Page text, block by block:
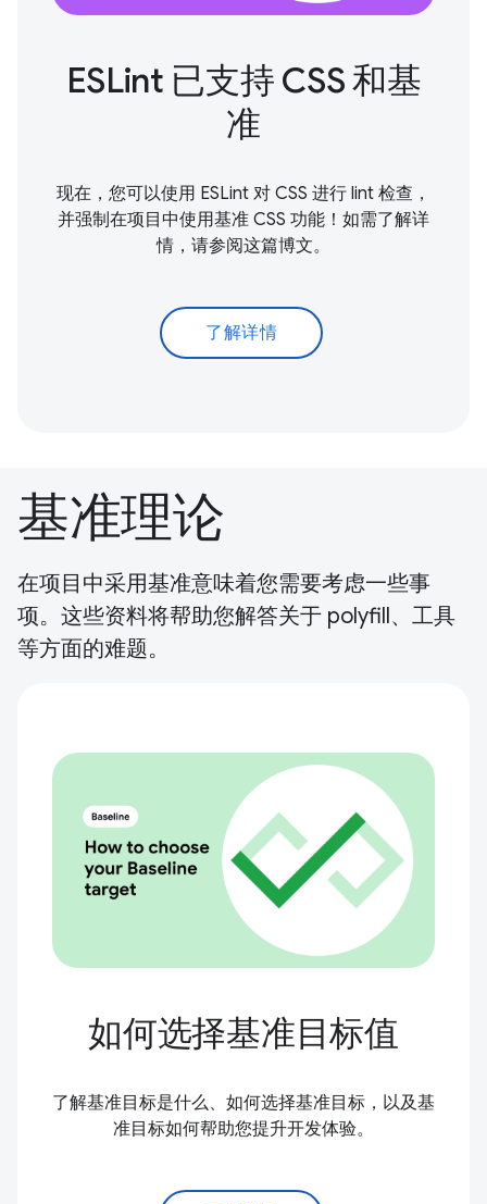
ESLint 已支持 CSS 和基
准
现在，您可以使用 ESLint 对 CSS 进行 lint 检查，
并强制在项目中使用基准 CSS 功能！如需了解详
情，请参阅这篇博文。
了解详情
基准理论
在项目中采用基准意味着您需要考虑一些事
项。这些资料将帮助您解答关于 polyfill、工具
等方面的难题。
如何选择基准目标值
了解基准目标是什么、如何选择基准目标，以及基
准目标如何帮助您提升开发体验。